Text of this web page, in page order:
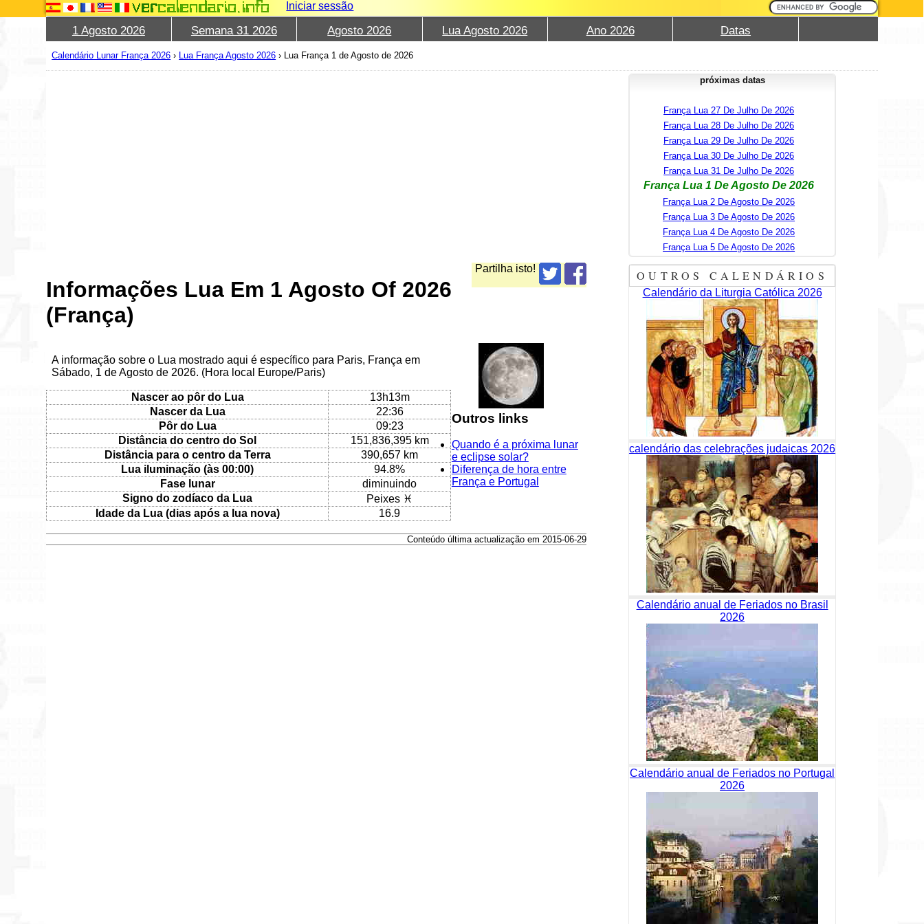
Iniciar sessão
1 Agosto 2026 Semana 31 2026 Agosto 2026 Lua Agosto 2026 Ano 2026 Datas
Calendário Lunar França 2026 › Lua França Agosto 2026 › Lua França 1 de Agosto de 2026
Partilha isto!
Informações Lua Em 1 Agosto Of 2026
(França)
A informação sobre o Lua mostrado aqui é específico para Paris, França em
Sábado, 1 de Agosto de 2026. (Hora local Europe/Paris)
Nascer ao pôr do Lua
13h13m
Nascer da Lua
22:36
Pôr do Lua
09:23
Distância do centro do Sol
151,836,395 km
Distância para o centro da Terra
390,657 km
Lua iluminação (às 00:00)
94.8%
Fase lunar
diminuindo
Signo do zodíaco da Lua
Peixes ♓
Idade da Lua (dias após a lua nova)
16.9
Outros links
Quando é a próxima lunar
e eclipse solar?
Diferença de hora entre
França e Portugal
Conteúdo última actualização em 2015-06-29
próximas datas
França Lua 27 De Julho De 2026
França Lua 28 De Julho De 2026
França Lua 29 De Julho De 2026
França Lua 30 De Julho De 2026
França Lua 31 De Julho De 2026
França Lua 1 De Agosto De 2026
França Lua 2 De Agosto De 2026
França Lua 3 De Agosto De 2026
França Lua 4 De Agosto De 2026
França Lua 5 De Agosto De 2026
OUTROS CALENDÁRIOS
Calendário da Liturgia Católica 2026
calendário das celebrações judaicas 2026
Calendário anual de Feriados no Brasil
2026
Calendário anual de Feriados no Portugal
2026